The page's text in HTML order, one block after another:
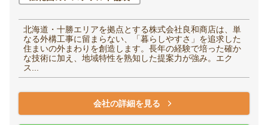
北海道・十勝エリアを拠点とする株式会社良和商店は、単
なる外構工事に留まらない、「暮らしやすさ」を追求した
住まいの外まわりを創造します。長年の経験で培った確か
な技術に加え、地域特性を熟知した提案力が強み。エク
ス...
会社の詳細を見る